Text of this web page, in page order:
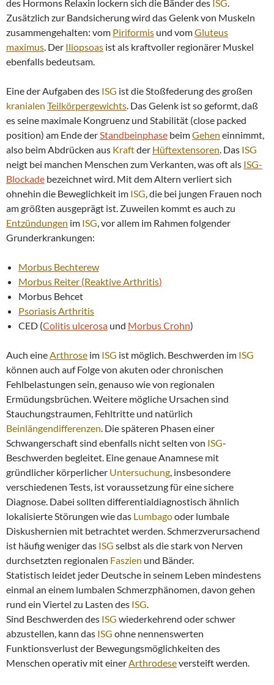
des Hormons Relaxin lockern sich die Bänder des ISG
Zusätzlich zur Bandsicherung wird das Gelenk von Muskeln
zusammengehalten: vom Piriformis und vomGluteus
maximus . Der Iliopsoas ist als kraftvoller regionärer Muskel
ebenfalls bedeutsam.
Eine der Aufgaben des ISG ist die Stoßfederung des großen
kranialen Teilkörpergewichts . Das Gelenk ist so geformt, daß
es seine maximale Kongruenz und Stabilität (close packed
position) am Ende der Standbeinphase beimGehen einnimmt,
also beim Abdrücken aus Kraftder Hüftextensoren . Das ISG
neigt bei manchen Menschen zum Verkanten, was oft als ISG-
Blockade bezeichnet wird. Mit dem Altern verliert sich
ohnehin die Beweglichkeit im ISG , die bei jungen Frauen noch
am größten ausgeprägt ist. Zuweilen kommt es auch zu
Entzündungen im ISG , vor allem im Rahmen folgender
Grunderkrankungen:
Morbus Bechterew
Morbus Reiter (Reaktive Arthritis)
Morbus Behcet
Psoriasis Arthritis
CED (Colitis ulcerosa und Morbus Crohn)
Auch eine Arthrose im ISG ist möglich. Beschwerden im ISG
können auch auf Folge von akuten oder chronischen
Fehlbelastungen sein, genauso wie von regionalen
Ermüdungsbrüchen. Weitere mögliche Ursachen sind
Stauchungstraumen, Fehltritte und natürlich
Beinlängendifferenzen . Die späteren Phasen einer
Schwangerschaft sind ebenfalls nicht selten von ISG-
Beschwerden begleitet. Eine genaue Anamnese mit
gründlicher körperlicher Untersuchung , insbesondere
verschiedenen Tests, ist voraussetzung für eine sichere
Diagnose. Dabei sollten differentialdiagnostisch ähnlich
lokalisierte Störungen wie das Lumbagooder lumbale
Diskushernien mit betrachtet werden. Schmerzverursachend
ist häufig weniger das ISG selbst als die stark von Nerven
durchsetzten regionalen Faszien und Bänder.
Statistisch leidet jeder Deutsche in seinem Leben mindestens
einmal an einem lumbalen Schmerzphänomen, davon gehen
rund ein Viertel zu Lasten des ISG
Sind Beschwerden des ISG wiederkehrend oder schwer
abzustellen, kann das ISG ohne nennenswerten
Funktionsverlust der Bewegungsmöglichkeiten des
Menschen operativ mit einer Arthrodeseversteift werden.